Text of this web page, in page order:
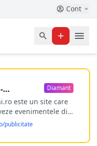
Cont
Diamant
este un site care
evenimentele din
sa puna la
cea mai
electronica a
publicitate